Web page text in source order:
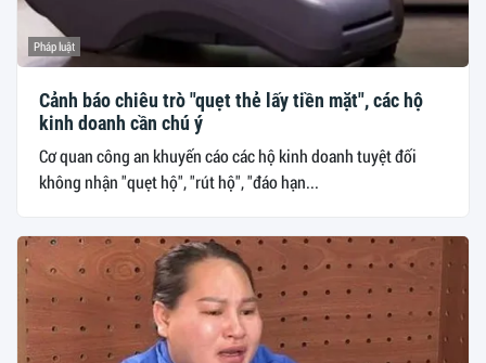
Pháp luật
Cảnh báo chiêu trò "quẹt thẻ lấy tiền mặt", các hộ
kinh doanh cần chú ý
Cơ quan công an khuyến cáo các hộ kinh doanh tuyệt đối
không nhận "quẹt hộ", "rút hộ", "đáo hạn...